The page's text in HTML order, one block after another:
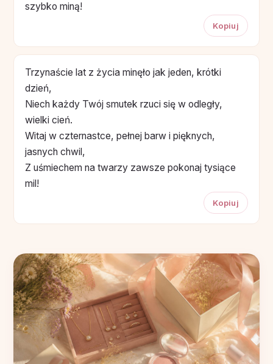
szybko miną!
Kopiuj
Trzynaście lat z życia minęło jak jeden, krótki
dzień,
Niech każdy Twój smutek rzuci się w odległy,
wielki cień.
Witaj w czternastce, pełnej barw i pięknych,
jasnych chwil,
Z uśmiechem na twarzy zawsze pokonaj tysiące
mil!
Kopiuj